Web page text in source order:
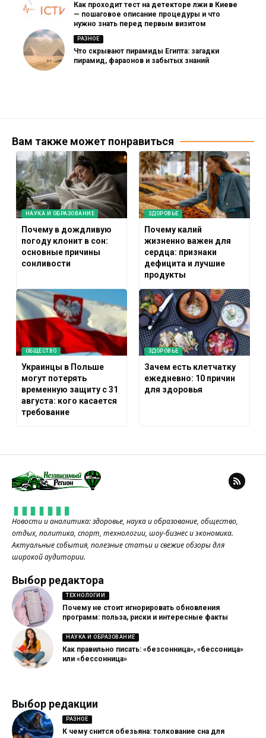
Как проходит тест на детекторе лжи в Киеве
— пошаговое описание процедуры и что
нужно знать перед первым визитом
РАЗНОЕ
Что скрывают пирамиды Египта: загадки
пирамид, фараонов и забытых знаний
Вам также может понравиться
НАУКА И ОБРАЗОВАНИЕ
Почему в дождливую
погоду клонит в сон:
основные причины
сонливости
ЗДОРОВЬЕ
Почему калий
жизненно важен для
сердца: признаки
дефицита и лучшие
продукты
ОБЩЕСТВО
Украинцы в Польше
могут потерять
временную защиту с 31
августа: кого касается
требование
ЗДОРОВЬЕ
Зачем есть клетчатку
ежедневно: 10 причин
для здоровья
Новости и аналитика: здоровье, наука и образование, общество,
отдых, политика, спорт, технологии, шоу-бизнес и экономика.
Актуальные события, полезные статьи и свежие обзоры для
широкой аудитории.
Выбор редактора
ТЕХНОЛОГИИ
Почему не стоит игнорировать обновления
программ: польза, риски и интересные факты
НАУКА И ОБРАЗОВАНИЕ
Как правильно писать: «безсонница», «бессоница»
или «бессонница»
Выбор редакции
РАЗНОЕ
К чему снится обезьяна: толкование сна для